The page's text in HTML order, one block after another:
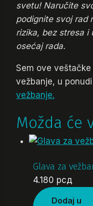
svetu! Naručite
podignite svoj rad
rizika, bez stresa i
osećaj rada.
Sem ove
vežbanje, u
vežbanje.
Možda će
Glava za
4.180 рсд
Dodaj u